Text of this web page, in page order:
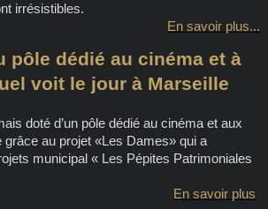
irrésistibles.
En savoir plus...
pôle dédié au cinéma et à
voit le jour à Marseille
doté d’un pôle dédié au cinéma et aux
grâce au projet «Les Dames» qui a
municipal « Les Pépites Patrimoniales
En savoir plus